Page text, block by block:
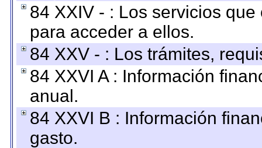
84 XXIV - : Los servicios
para acceder a ellos.
84 XXV - : Los trámites,
84 XXVI A : Información
anual.
84 XXVI B : Información
gasto.